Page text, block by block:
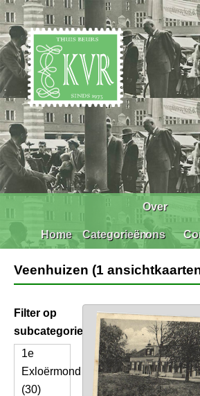
Home Categorieën
Over
ons
Veenhuizen (1
Filter op
subcategorie
1e
Exloërmond
(30)